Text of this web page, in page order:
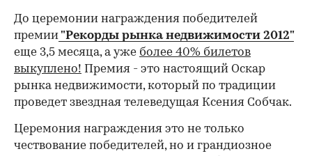
До церемонии награждения победителей
премии "Рекорды рынка недвижимости 2012"
еще 3,5 месяца, а уже более 40% билетов
выкуплено! Премия - это настоящий Оскар
рынка недвижимости, который по традиции
проведет звездная телеведущая Ксения Собчак.
Церемония награждения это не только
чествование победителей, но и грандиозное